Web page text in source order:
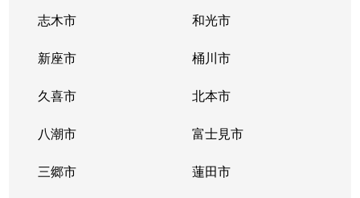
志木市 和光市
新座市 桶川市
久喜市 北本市
八潮市 富士見市
三郷市 蓮田市